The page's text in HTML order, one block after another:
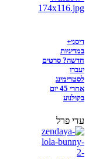
דיסני+
במדיניות
חדשה? סרטים
יעברו
לסטרימינג
אחרי 45 יום
בקולנוע
עדי פרל